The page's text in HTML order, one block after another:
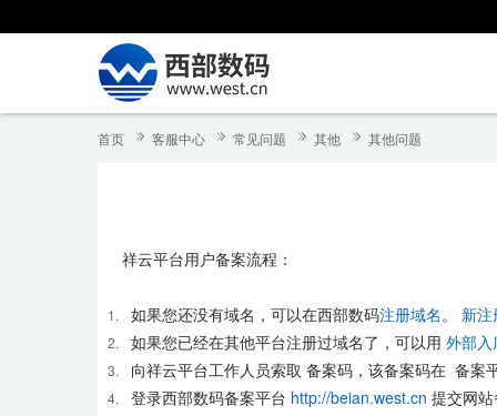
首页 客服中心 常见问题 其他 其他问题
祥云平台用户备案流程：
如果您还没有域名，可以在西部数码注册域名。 新
如果您已经在其他平台注册过域名了，可以用 外部入
向祥云平台工作人员索取 备案码，该备案码在 备案
登录西部数码备案平台 http://beian.west.cn 提交网